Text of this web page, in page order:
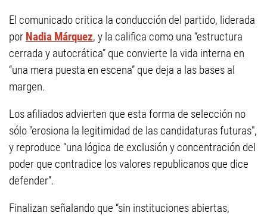
El comunicado critica la conducción del partido, liderada
por Nadia Márquez, y la califica como una “estructura
cerrada y autocrática” que convierte la vida interna en
“una mera puesta en escena” que deja a las bases al
margen.
Los afiliados advierten que esta forma de selección no
sólo "erosiona la legitimidad de las candidaturas futuras",
y reproduce “una lógica de exclusión y concentración del
poder que contradice los valores republicanos que dice
defender”.
Finalizan señalando que “sin instituciones abiertas,